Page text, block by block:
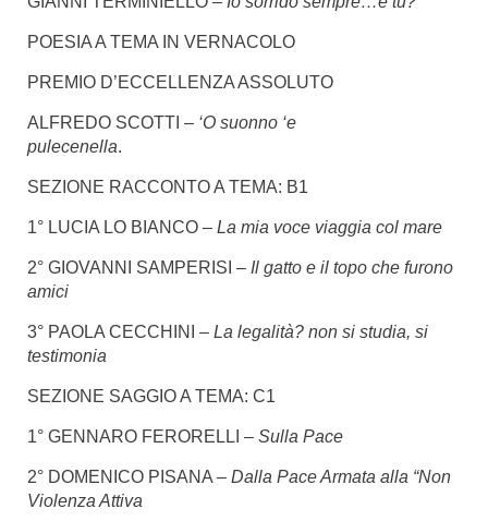
POESIA A TEMA IN VERNACOLO
PREMIO D’ECCELLENZA ASSOLUTO
ALFREDO SCOTTI – ‘O suonno ‘e
pulecenella.
SEZIONE RACCONTO A TEMA: B1
1° LUCIA LO BIANCO – La mia voce viaggia col mare
2° GIOVANNI SAMPERISI – Il gatto e il topo che furono
amici
3° PAOLA CECCHINI – La legalità? non si studia, si
testimonia
SEZIONE SAGGIO A TEMA: C1
1° GENNARO FERORELLI – Sulla Pace
2° DOMENICO PISANA – Dalla Pace Armata alla “Non
Violenza Attiva